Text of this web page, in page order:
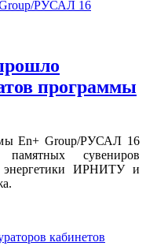
программы
En+ Group/РУСАЛ 16
памятных сувениров
энергетики ИРНИТУ и